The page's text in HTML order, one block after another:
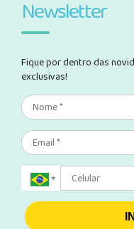
Newsletter
Fique por dentro das
exclusivas!